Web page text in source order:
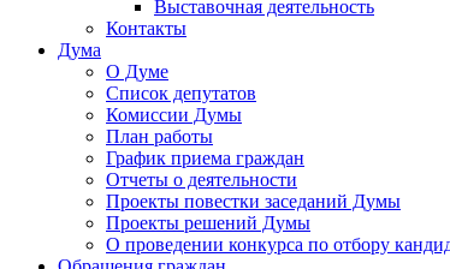
Выставочная деятельность
Контакты
Дума
О Думе
Список депутатов
Комиссии Думы
План работы
График приема граждан
Отчеты о деятельности
Проекты повестки заседаний Думы
Проекты решений Думы
О проведении конкурса по отбору